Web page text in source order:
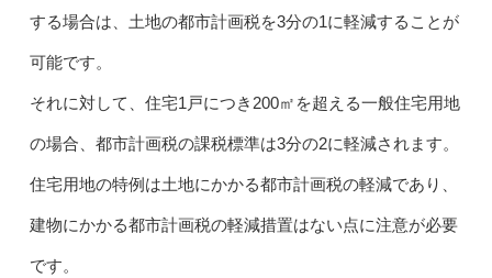
する場合は、土地の都市計画税を3分の1に軽減することが
可能です。
それに対して、住宅1戸につき200㎡を超える一般住宅用地
の場合、都市計画税の課税標準は3分の2に軽減されます。
住宅用地の特例は土地にかかる都市計画税の軽減であり、
建物にかかる都市計画税の軽減措置はない点に注意が必要
です。